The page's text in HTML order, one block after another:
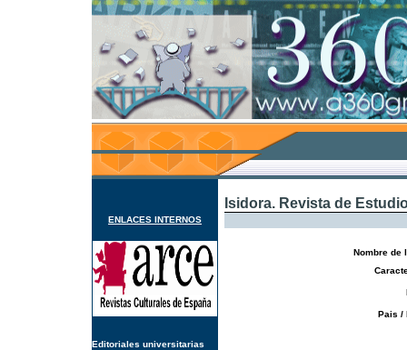
ENLACES INTERNOS
Editoriales universitarias
Isidora. Revista de
Nombre de
Pais /